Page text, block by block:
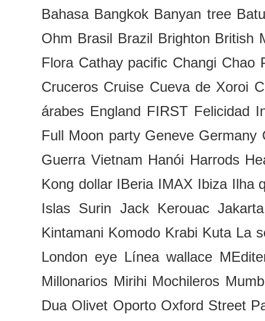
Bahasa Bangkok Banyan tree
Ohm Brasil Brazil Brighton British
Flora Cathay pacific Changi Chao
Cruceros Cruise Cueva de Xoroi
árabes England FIRST Felicidad
Full Moon party Geneve Germany
Guerra Vietnam Hanói Harrods
Kong dollar IBeria IMAX Ibiza Ilha
Islas Surin
Jack Kerouac Jakarta
Kintamani Komodo Krabi Kuta La
London eye Línea wallace
Millonarios Mirihi Mochileros
Dua Olivet Oporto Oxford Street